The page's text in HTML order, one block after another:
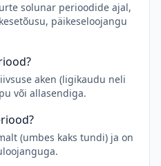
solunar perioodide ajal,
päikeseloojangu
aken (ligikaudu neli
või allasendiga.
(umbes kaks tundi) ja on